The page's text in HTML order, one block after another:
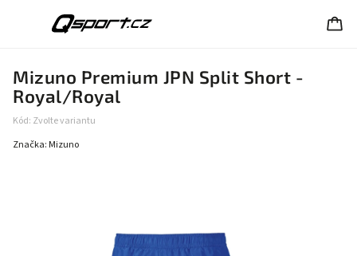
Mizuno Premium JPN Split Short -
Royal/Royal
Kód: Zvolte variantu
Značka: Mizuno